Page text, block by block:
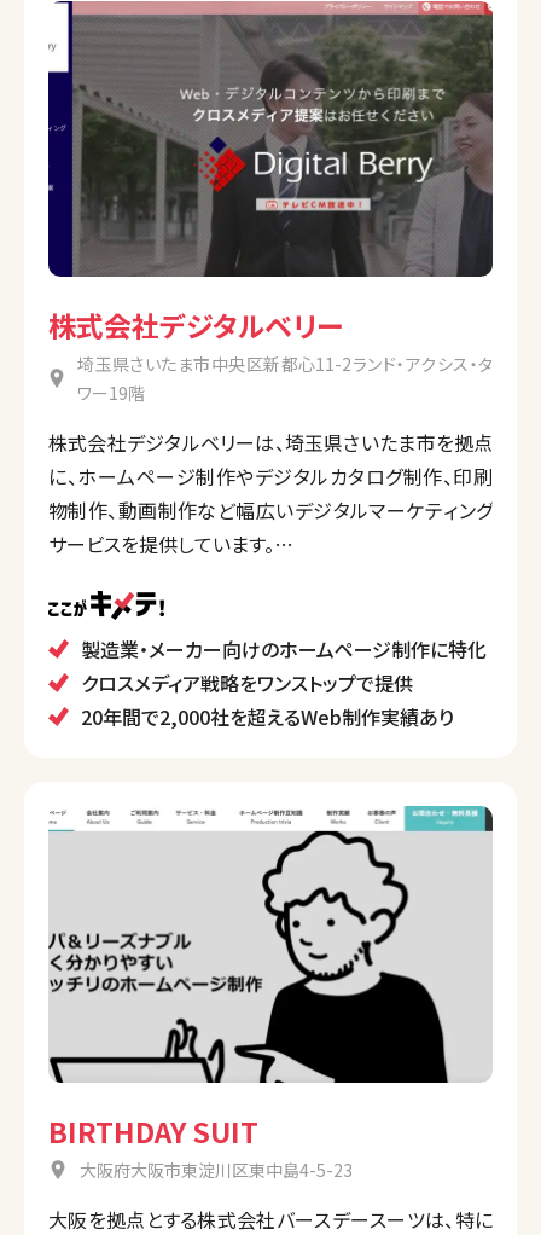
また、環境方針や品質方針を明確に掲げ、持続可能な
ビジネス運営にも力を入れています。
株式会社デジタルベリー
埼玉県さいたま市中央区新都心11-2ランド・アクシス・タ
ワー19階
株式会社デジタルベリーは、埼玉県さいたま市を拠点
に、ホームページ制作やデジタルカタログ制作、印刷
物制作、動画制作など幅広いデジタルマーケティング
サービスを提供しています。
や集客支援を総合的にサポートしています。テレビ番
組制作にも協力し、大手企業との取引実績も豊富で
す。
製造業・メーカー向けのホームページ制作に特化
クロスメディア戦略をワンストップで提供
20年間で2,000社を超えるWeb制作実績あり
BIRTHDAY SUIT
大阪府大阪市東淀川区東中島4-5-23
大阪を拠点とする株式会社バースデースーツは、特に